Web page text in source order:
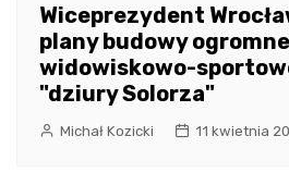
Wiceprezydent
plany budowy
widowiskowo-
"dziury Solorza"
Michał Kozicki 11 kwietnia